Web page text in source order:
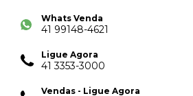
Whats Venda
41 99148-4621
Ligue Agora
41 3353-3000
Vendas - Ligue Agora